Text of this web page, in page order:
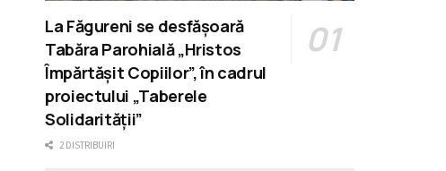
La Făgureni se desfășoară
Tabăra Parohială „Hristos
Împărtășit Copiilor”, în cadrul
proiectului „Taberele
Solidarității”
2 DISTRIBUIRI